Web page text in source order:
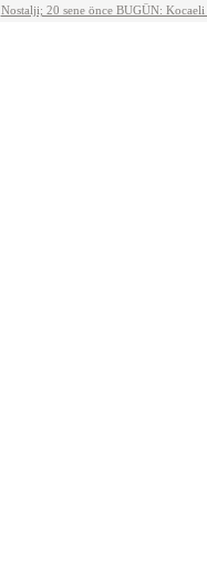
Nostalji; 20 sene önce BUGÜN: Kocaeli